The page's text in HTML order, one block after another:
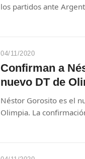
los partidos ante
04/11/2020
Confirman a
nuevo DT de
Néstor Gorosito es el
Olimpia. La